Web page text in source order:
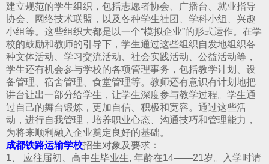
建立规范的学生组织，包括志愿者协会、广播台、就业指导
协会、网络技术联盟，以及各种学生社团、学科小组、兴趣
小组等。这些组织大都是以一个“模拟企业”的形式运作。在学
校的鼓励和教师的引导下，学生通过这些组织自发地组织各
种文体活动、学习交流活动、社会实践活动、公益活动等，
学生还有机会参与学校的各项管理事务，包括教学计划、设
备管理、宿舍管理、食堂管理等。教师还有意识有计划地把
讲台让出一部分给学生，让学生深度参与教学过程。学生通
过自己的舞台锻炼，更加自信、积极和宽容。通过这些活
动，进行自我管理，培养职业心态、沟通技巧和管理能力，
为将来顺利融入企业奠定良好的基础。
成都铁路运输学校招生对象及要求：
1、 应往届初、高中生毕业生, 年龄在14——21岁。入学时请